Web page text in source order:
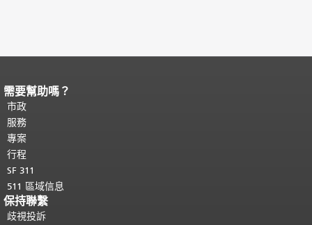
頁面內容結束。
都會重複顯示。
需要幫助嗎？
市政
服務
專案
行程
SF 311
511 區域信息
保持聯繫
歧視投訴